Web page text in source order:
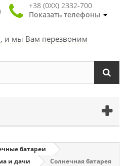
+38 (0XX) 2332-700
Показать телефоны
и мы Вам перезвоним
батареи
и дачи
Солнечная батарея